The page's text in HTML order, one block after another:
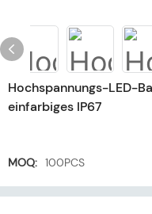
Hochspannungs-LED-
einfarbiges IP67
MOQ: 100PCS